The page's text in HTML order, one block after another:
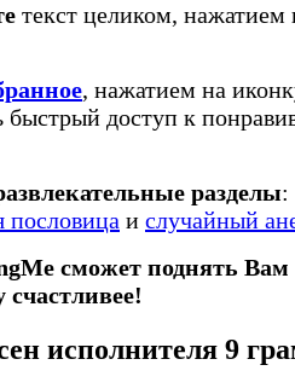
текст целиком, нажатием
, нажатием на
быстрый доступ к
разделы:
пословица и случайный
сможет поднять Вам
счастливее!
исполнителя 9